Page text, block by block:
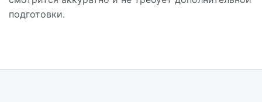
подготовки.